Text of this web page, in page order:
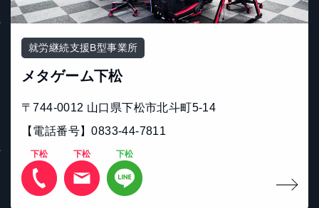
就労継続支援B型事業所
メタゲーム下松
〒744-0012 山口県下松市北斗町5-14
【電話番号】0833-44-7811
下松 下松 下松